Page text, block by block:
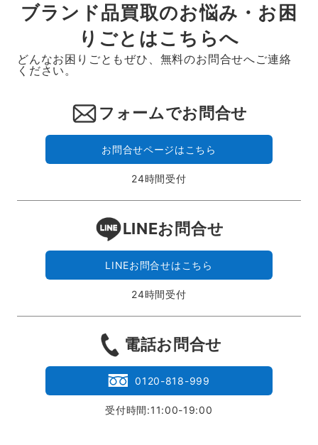
ブランド品買取のお悩み・お困
りごとはこちらへ
どんなお困りごともぜひ、無料のお問合せへご連絡
ください。
フォームでお問合せ
お問合せページはこちら
24時間受付
LINEお問合せ
LINEお問合せはこちら
24時間受付
電話お問合せ
0120-818-999
受付時間:11:00-19:00